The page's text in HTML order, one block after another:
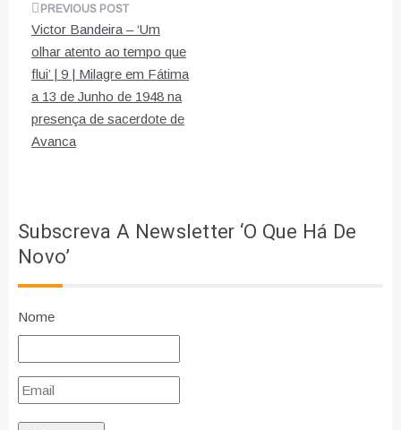
Navegação
de
artigos
Victor Bandeira – ‘Um
olhar atento ao tempo que
flui’ | 9 | Milagre em Fátima
a 13 de Junho de 1948 na
presença de sacerdote de
Avanca
Subscreva A Newsletter ‘O Que Há De
Novo’
Nome